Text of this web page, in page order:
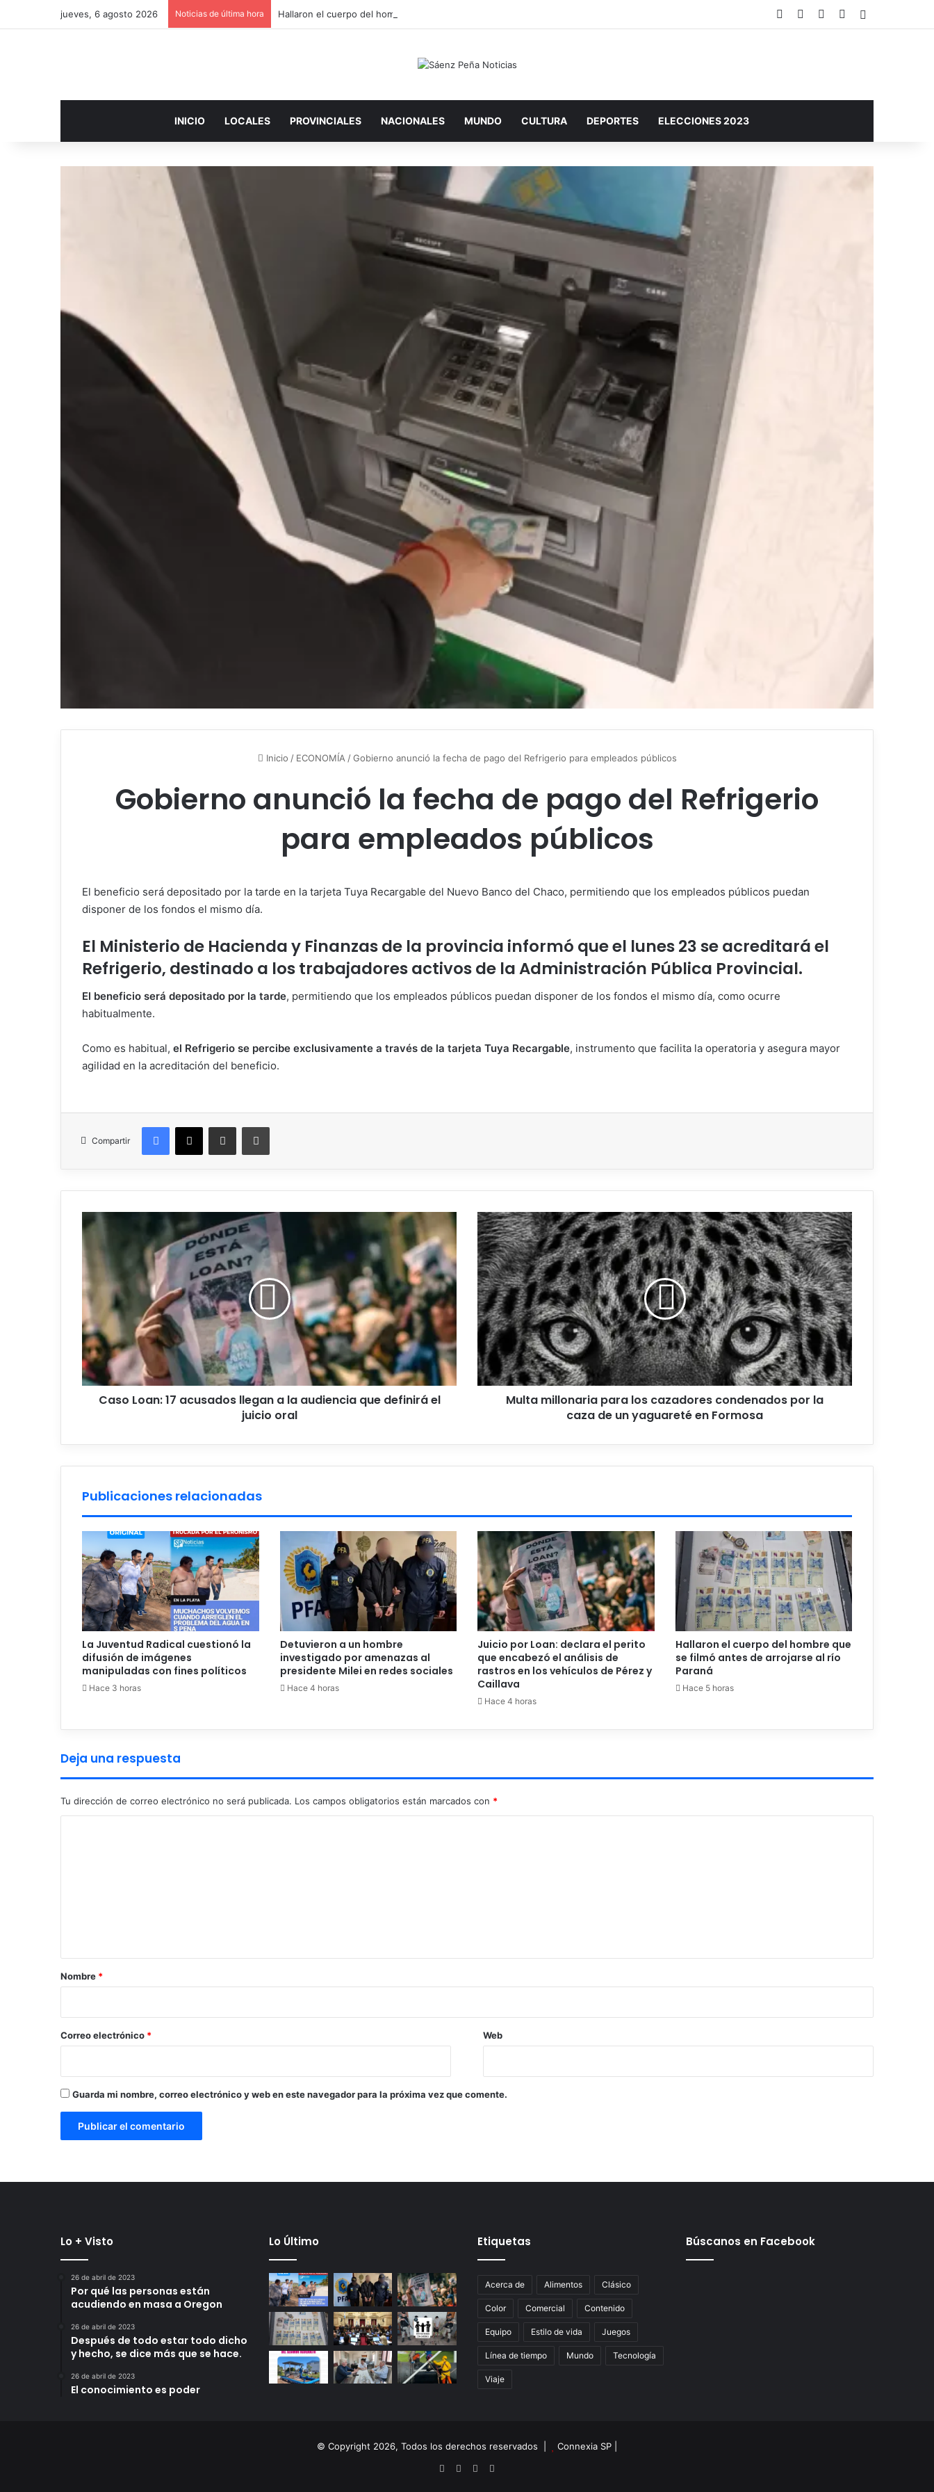
jueves, 6 agosto 2026 Noticias de última hora Hallaron el cuerpo del hombre que se filmó antes de arrojarse al río Paraná Facebook YouTubeInstagram
INICIO LOCALES PROVINCIALES NACIONALES MUNDO CULTURA DEPORTES ELECCIONES 2023
Inicio / ECONOMÍA / Gobierno anunció la fecha de pago del Refrigerio para empleados públicos
Gobierno anunció la fecha de pago del Refrigerio
para empleados públicos
El beneficio será depositado por la tarde en la tarjeta Tuya Recargable del Nuevo Banco del Chaco, permitiendo que los empleados públicos puedan
disponer de los fondos el mismo día.
El Ministerio de Hacienda y Finanzas de la provincia informó que el lunes 23 se acreditará el
Refrigerio, destinado a los trabajadores activos de la Administración Pública Provincial.
El beneficio será depositado por la tarde, permitiendo que los empleados públicos puedan disponer de los fondos el mismo día, como ocurre
habitualmente.
Como es habitual, el Refrigerio se percibe exclusivamente a través de la tarjeta Tuya Recargable, instrumento que facilita la operatoria y asegura mayor
agilidad en la acreditación del beneficio.
Compartir
Facebook
X Compartir por correo electrónicoImprimir
Caso
Loan:
17
acusados
a
la
audiencia
que
definirá
el
juicio
Caso Loan: 17 acusados llegan a la audiencia que definirá el
juicio oral
Multa
millonaria
para
los
cazadores
condenados
por
la
caza
de
un
yaguareté
Multa millonaria para los cazadores condenados por la
caza de un yaguareté en Formosa
Publicaciones relacionadas
La Juventud Radical cuestionó la
difusión de imágenes
manipuladas con fines políticos
Hace 3 horas
Detuvieron a un hombre
investigado por amenazas al
presidente Milei en redes sociales
Hace 4 horas
Juicio por Loan: declara el perito
que encabezó el análisis de
rastros en los vehículos de Pérez y
Caillava
Hace 4 horas
Hallaron el cuerpo del hombre que
se filmó antes de arrojarse al río
Paraná
Hace 5 horas
Deja una respuesta
Tu dirección de correo electrónico no será publicada. Los campos obligatorios están marcados con *
r
*
Nombre *
Correo electrónico * Web
Guarda mi nombre, correo electrónico y web en este navegador para la próxima vez que comente.
Lo + Visto
26 de abril de 2023
Por qué las personas están
acudiendo en masa a Oregon
26 de abril de 2023
Después de todo estar todo dicho
y hecho, se dice más que se hace.
26 de abril de 2023
El conocimiento es poder
Lo Último Etiquetas
Acerca de Alimentos Clásico
Color Comercial Contenido
Equipo Estilo de vida Juegos
Línea de tiempo Mundo Tecnología
Viaje
Búscanos en Facebook
© Copyright 2026, Todos los derechos reservados | Connexia SP
FacebookYouTube